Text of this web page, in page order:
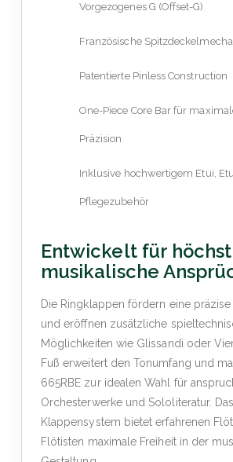
Vorgezogenes G (Offset-G)
Französische
Patentierte Pinless Construction
One-Piece Core Bar für
Präzision
Inklusive hochwertigem Etui,
Pflegezubehör
Entwickelt für
musikalische
Die Ringklappen fördern eine
und eröffnen zusätzliche
Möglichkeiten wie Glissandi oder
Fuß erweitert den Tonumfang und
665RBE zur idealen Wahl für
Orchesterwerke und Sololiteratur.
Klappensystem bietet erfahrenen
Flötisten maximale Freiheit in der